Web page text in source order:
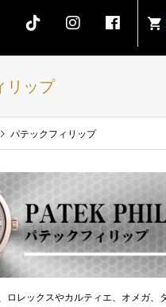
リップ
パテックフィリップ
ロレックスやカルティエ、オメガ、